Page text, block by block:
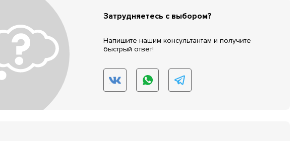
Затрудняетесь с выбором?
Напишите нашим консультантам и получите
быстрый ответ!